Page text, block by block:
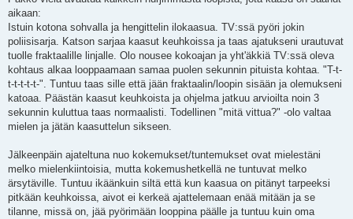
aikaan:
Istuin kotona sohvalla ja hengittelin ilokaasua. TV:ssä pyöri jokin
poliisisarja. Katson sarjaa kaasut keuhkoissa ja taas ajatukseni urautuvat
tuolle fraktaalille linjalle. Olo nousee kokoajan ja yht'äkkiä TV:ssä oleva
kohtaus alkaa looppaamaan samaa puolen sekunnin pituista kohtaa. "T-t-
t-t-t-t-t-". Tuntuu taas sille että jään fraktaalin/loopin sisään ja olemukseni
katoaa. Päästän kaasut keuhkoista ja ohjelma jatkuu arvioilta noin 3
sekunnin kuluttua taas normaalisti. Todellinen "mitä vittua?" -olo valtaa
mielen ja jätän kaasuttelun sikseen.
Jälkeenpäin ajateltuna nuo kokemukset/tuntemukset ovat mielestäni
melko mielenkiintoisia, mutta kokemushetkellä ne tuntuvat melko
ärsytäville. Tuntuu ikäänkuin siltä että kun kaasua on pitänyt tarpeeksi
pitkään keuhkoissa, aivot ei kerkeä ajattelemaan enää mitään ja se
tilanne, missä on, jää pyörimään looppina päälle ja tuntuu kuin oma